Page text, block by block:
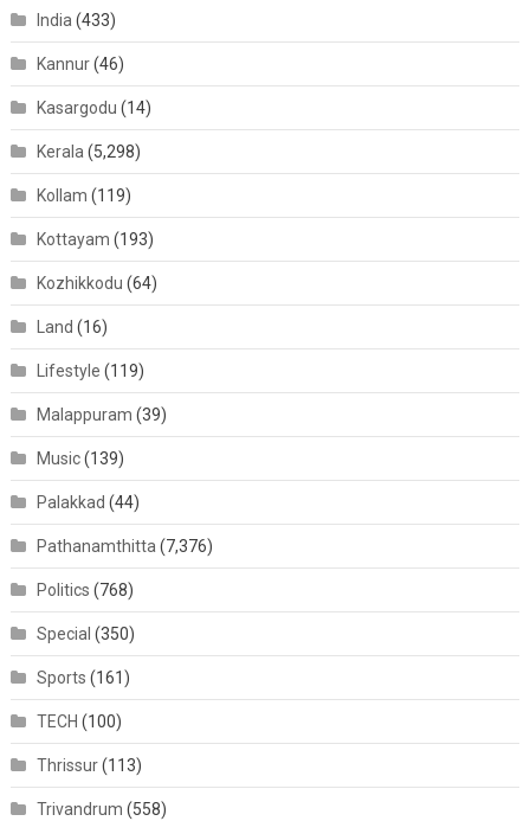
India(433)
Kannur(46)
Kasargodu (14)
Kerala(5,298)
Kollam (119)
Kottayam (193)
Kozhikkodu (64)
Land (16)
Lifestyle (119)
Malappuram (39)
Music(139)
Palakkad (44)
Pathanamthitta(7,376)
Politics (768)
Special (350)
Sports (161)
TECH (100)
Thrissur(113)
Trivandrum (558)